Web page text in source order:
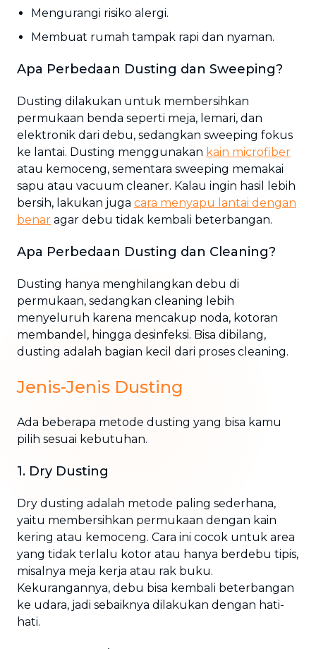
Mengurangi risiko alergi.
Membuat rumah tampak rapi dan nyaman.
Apa Perbedaan Dusting dan Sweeping?
Dusting dilakukan untuk membersihkan
permukaan benda seperti meja, lemari, dan
elektronik dari debu, sedangkan sweeping fokus
ke lantai. Dusting menggunakan kain microfiber
atau kemoceng, sementara sweeping memakai
sapu atau vacuum cleaner. Kalau ingin hasil lebih
bersih, lakukan juga cara menyapu lantai dengan
benar agar debu tidak kembali beterbangan.
Apa Perbedaan Dusting dan Cleaning?
Dusting hanya menghilangkan debu di
permukaan, sedangkan cleaning lebih
menyeluruh karena mencakup noda, kotoran
membandel, hingga desinfeksi. Bisa dibilang,
dusting adalah bagian kecil dari proses cleaning.
Jenis-Jenis Dusting
Ada beberapa metode dusting yang bisa kamu
pilih sesuai kebutuhan.
1. Dry Dusting
Dry dusting adalah metode paling sederhana,
yaitu membersihkan permukaan dengan kain
kering atau kemoceng. Cara ini cocok untuk area
yang tidak terlalu kotor atau hanya berdebu tipis,
misalnya meja kerja atau rak buku.
Kekurangannya, debu bisa kembali beterbangan
ke udara, jadi sebaiknya dilakukan dengan hati-
hati.